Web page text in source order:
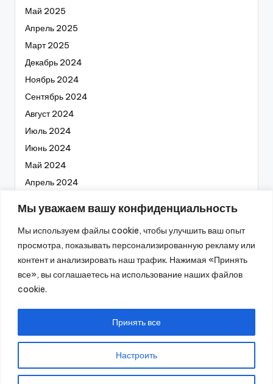
Мы уважаем вашу конфиденциальность
Мы используем файлы cookie, чтобы улучшить ваш опыт
просмотра, показывать персонализированную рекламу или
контент и анализировать наш трафик. Нажимая «Принять
все», вы соглашаетесь на использование наших файлов
cookie.
Настроить
Принять все
Май 2025
Апрель 2025
Март 2025
Декабрь 2024
Ноябрь 2024
Сентябрь 2024
Август 2024
Июль 2024
Июнь 2024
Май 2024
Апрель 2024
Февраль 2024
Январь 2024
Декабрь 2023
Октябрь 2023
2026 —Промышленное оборудование. Все права